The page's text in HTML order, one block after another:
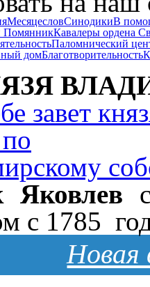
МесяцесловСинодикиВ
ПомянникКавалеры ордена
Паломнический
домБлаготворительность
завет
с 1785
Новая